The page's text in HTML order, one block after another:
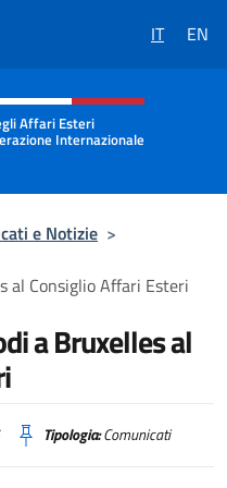
IT EN
e menù
Affari Esteri
Internazionale
e Notizie >
al Consiglio Affari Esteri
a Bruxelles al
Tipologia:Comunicati